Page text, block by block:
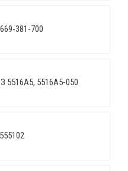
381-700
5516А5-050